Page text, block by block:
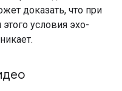
доказать, что при
условия эхо-